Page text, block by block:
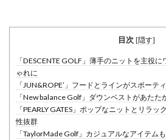
目次 [隠す]
「DESCENTE GOLF」薄手のニットを主役
ゃれに
「JUN&ROPE’」フードとラインがスポーテ
「New balance Golf」ダウンベストがあたた
「PEARLY GATES」ポップなニットとリラ
性抜群
「TaylorMade Golf」カジュアルなアイテム